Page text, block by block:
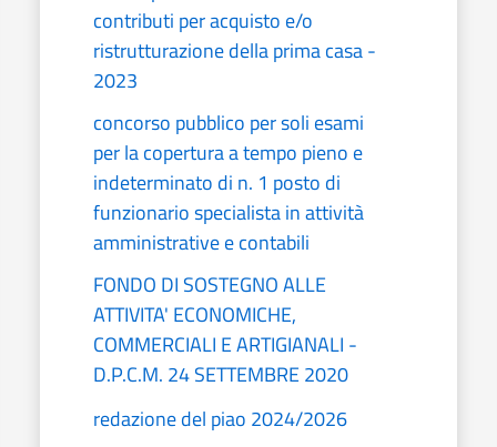
contributi per acquisto e/o
ristrutturazione della prima casa -
2023
concorso pubblico per soli esami
per la copertura a tempo pieno e
indeterminato di n. 1 posto di
funzionario specialista in attività
amministrative e contabili
FONDO DI SOSTEGNO ALLE
ATTIVITA' ECONOMICHE,
COMMERCIALI E ARTIGIANALI -
D.P.C.M. 24 SETTEMBRE 2020
redazione del piao 2024/2026